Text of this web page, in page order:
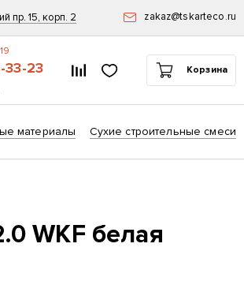
пр. 15, корп. 2 zakaz@tskarteco.ru
33-23 Список сравнения
Избранное Корзина
материалы Сухие строительные смеси
WKF белая